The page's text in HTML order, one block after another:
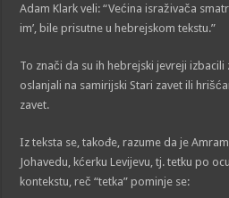
Adam Klark veli: “Većina israživača
im’, bile prisutne u hebrejskom tekstu.”
To znači da su ih hebrejski jevreji izbacili
oslanjali na samirijski Stari zavet ili
zavet.
Iz teksta se, takođe, razume da je
Johavedu, kćerku Levijevu, tj. tetku po
kontekstu, reč “tetka” pominje se: